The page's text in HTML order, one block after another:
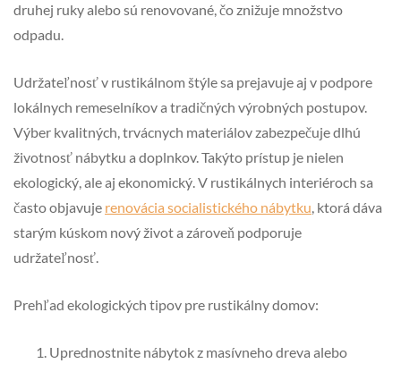
druhej ruky alebo sú renovované, čo znižuje množstvo
odpadu.
Udržateľnosť v rustikálnom štýle sa prejavuje aj v podpore
lokálnych remeselníkov a tradičných výrobných postupov.
Výber kvalitných, trvácnych materiálov zabezpečuje dlhú
životnosť nábytku a doplnkov. Takýto prístup je nielen
ekologický, ale aj ekonomický. V rustikálnych interiéroch sa
často objavuje renovácia socialistického nábytku, ktorá dáva
starým kúskom nový život a zároveň podporuje
udržateľnosť.
Prehľad ekologických tipov pre rustikálny domov:
Uprednostnite nábytok z masívneho dreva alebo